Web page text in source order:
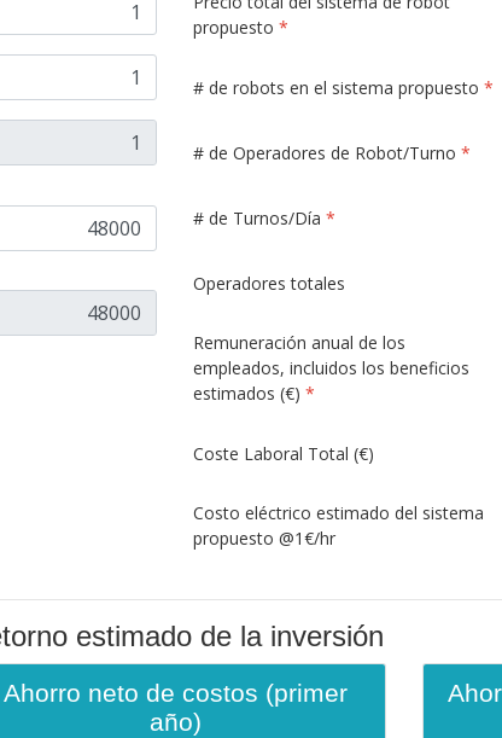
propuesto *
# de robots en el sistema propuesto *
# de Operadores de Robot/Turno *
# de Turnos/Día *
Operadores totales
Remuneración anual de los
empleados, incluidos los beneficios
estimados (€) *
Coste Laboral Total (€)
Costo eléctrico estimado del sistema
propuesto @1€/hr
estimado de la inversión
Ahorro neto de costos (primer
año)